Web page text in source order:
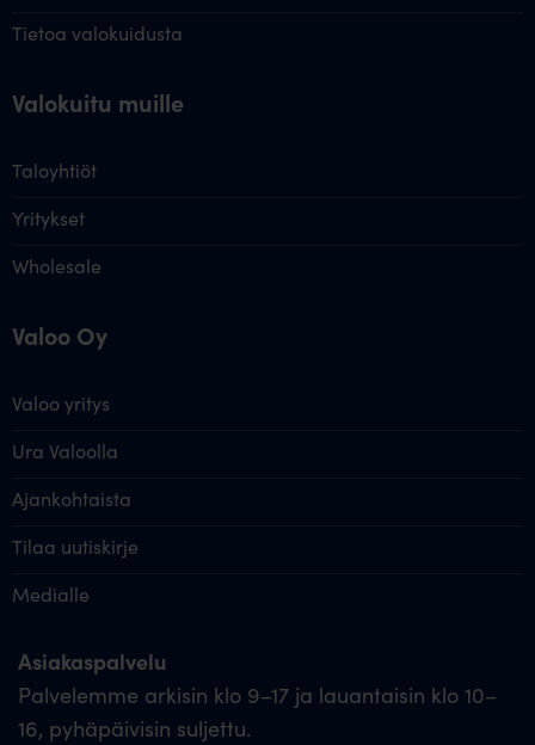
Tietoa valokuidusta
Valokuitu muille
Taloyhtiöt
Yritykset
Wholesale
Valoo Oy
Valoo yritys
Ura Valoolla
Ajankohtaista
Tilaa uutiskirje
Medialle
Asiakaspalvelu
Palvelemme arkisin klo 9–17 ja lauantaisin klo 10–
16, pyhäpäivisin suljettu.